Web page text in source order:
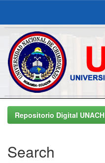
Skip
navigationRepositorio Digital UNACH
Search